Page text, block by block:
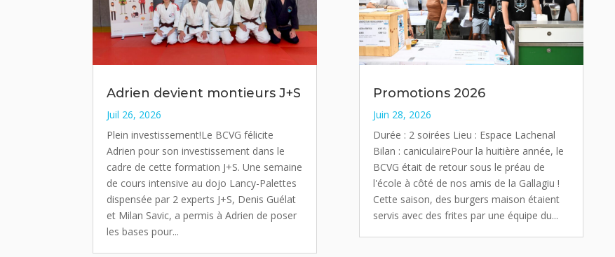
Adrien devient montieurs J+S
Juil 26, 2026
Plein investissement!Le BCVG félicite
Adrien pour son investissement dans le
cadre de cette formation J+S. Une semaine
de cours intensive au dojo Lancy-Palettes
dispensée par 2 experts J+S, Denis Guélat
et Milan Savic, a permis à Adrien de poser
les bases pour...
Promotions 2026
Juin 28, 2026
Durée : 2 soirées Lieu : Espace Lachenal
Bilan : caniculairePour la huitière année, le
BCVG était de retour sous le préau de
l'école à côté de nos amis de la Gallagiu !
Cette saison, des burgers maison étaient
servis avec des frites par une équipe du...